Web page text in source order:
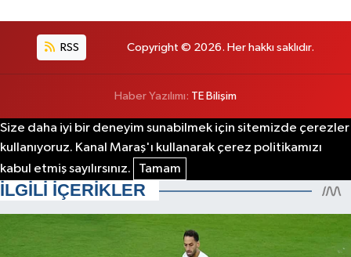
RSS Copyright © 2026. Her hakkı saklıdır.
Haber Yazılımı: TE Bilişim
Size daha iyi bir deneyim sunabilmek için sitemizde çerezler
kullanıyoruz. Kanal Maraş'ı kullanarak çerez politikamızı
kabul etmiş sayılırsınız.
Tamam